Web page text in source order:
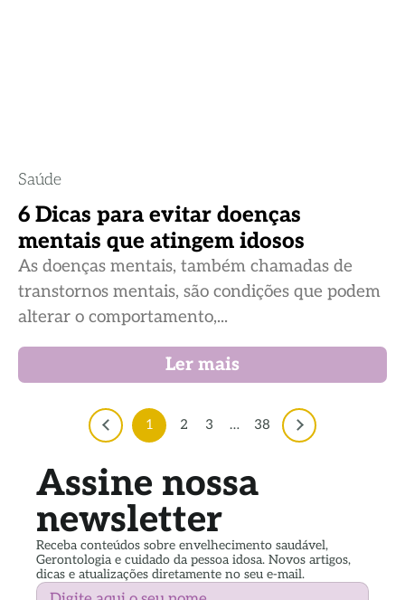
Saúde
6 Dicas para evitar doenças
mentais que atingem idosos
As doenças mentais, também chamadas de
transtornos mentais, são condições que podem
alterar o comportamento,...
Ler mais
1 2 3 … 38
Assine nossa
newsletter
Receba conteúdos sobre envelhecimento saudável,
Gerontologia e cuidado da pessoa idosa. Novos artigos,
dicas e atualizações diretamente no seu e-mail.